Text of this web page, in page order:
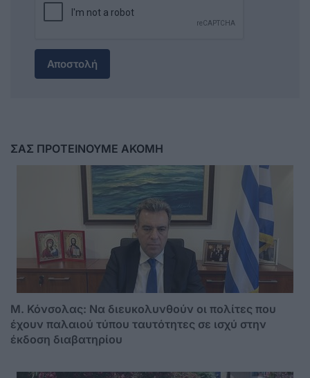
Αποστολή
ΣΑΣ ΠΡΟΤΕΙΝΟΥΜΕ ΑΚΟΜΗ
Μ. Κόνσολας: Να διευκολυνθούν οι πολίτες που
έχουν παλαιού τύπου ταυτότητες σε ισχύ στην
έκδοση διαβατηρίου